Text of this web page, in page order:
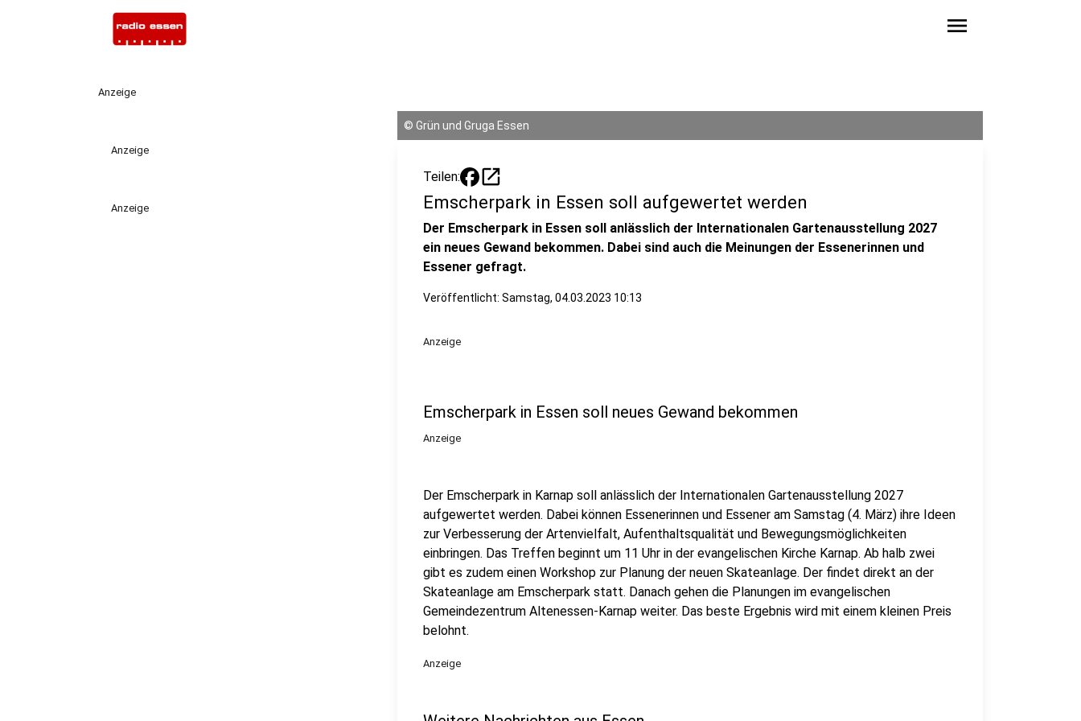
menu
Anzeige
Anzeige
Anzeige
© Grün und Gruga Essen
Teilen: open_in_new
Emscherpark in Essen soll aufgewertet werden
Der Emscherpark in Essen soll anlässlich der Internationalen Gartenausstellung 2027
ein neues Gewand bekommen. Dabei sind auch die Meinungen der Essenerinnen und
Essener gefragt.
Veröffentlicht: Samstag, 04.03.2023 10:13
Anzeige
Emscherpark in Essen soll neues Gewand bekommen
Anzeige
Der Emscherpark in Karnap soll anlässlich der Internationalen Gartenausstellung 2027
aufgewertet werden. Dabei können Essenerinnen und Essener am Samstag (4. März) ihre Ideen
zur Verbesserung der Artenvielfalt, Aufenthaltsqualität und Bewegungsmöglichkeiten
einbringen. Das Treffen beginnt um 11 Uhr in der evangelischen Kirche Karnap. Ab halb zwei
gibt es zudem einen Workshop zur Planung der neuen Skateanlage. Der findet direkt an der
Skateanlage am Emscherpark statt. Danach gehen die Planungen im evangelischen
Gemeindezentrum Altenessen-Karnap weiter. Das beste Ergebnis wird mit einem kleinen Preis
belohnt.
Anzeige